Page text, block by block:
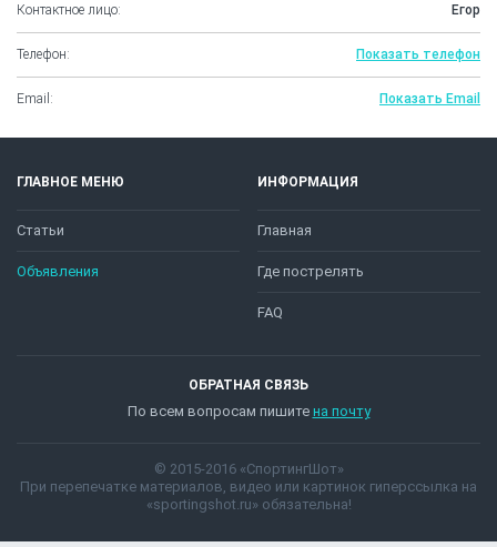
Контактное лицо: Егор
Телефон: Показать телефон
Email: Показать Email
ГЛАВНОЕ МЕНЮ
Статьи
Объявления
ИНФОРМАЦИЯ
Главная
Где пострелять
FAQ
ОБРАТНАЯ СВЯЗЬ
По всем вопросам пишите на почту
© 2015-2016 «СпортингШот»
При перепечатке материалов, видео или картинок гиперссылка на
«sportingshot.ru» обязательна!